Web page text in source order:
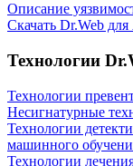
Описание
Скачать Dr.Web
Технологии
Технологии
Несигнатурные
Технологии
машинного
Технологии